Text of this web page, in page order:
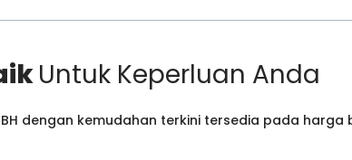
Untuk Keperluan Anda
dengan kemudahan terkini tersedia pada